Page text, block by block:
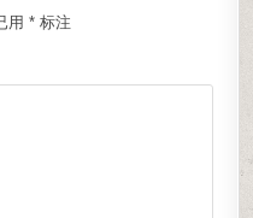
用* 标注